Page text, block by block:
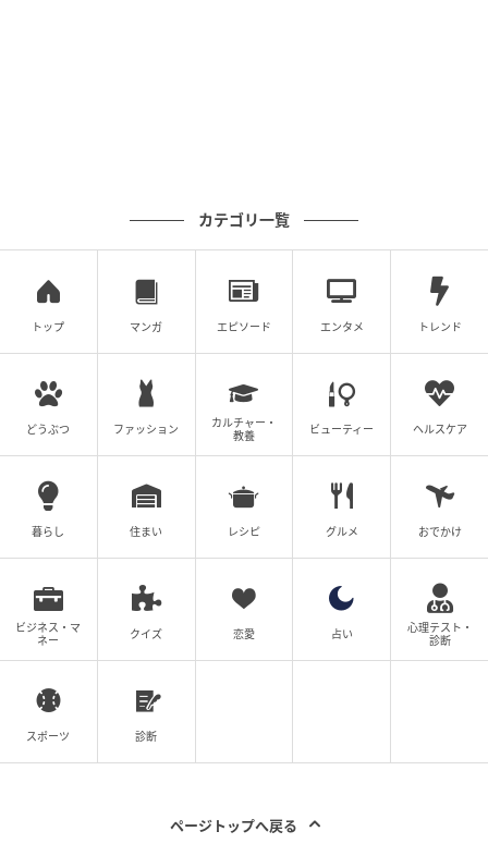
カテゴリ一覧
トップ マンガ エピソード エンタメ トレンド
どうぶつ ファッション
カルチャー・
教養
ビューティー ヘルスケア
暮らし 住まい レシピ グルメ おでかけ
ビジネス・マ
ネー
クイズ 恋愛 占い
心理テスト・
診断
スポーツ 診断
ページトップへ戻る